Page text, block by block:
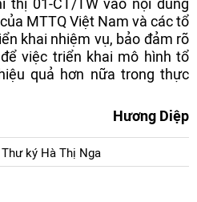
thị 01-CT/TW vào nội dung
MTTQ Việt Nam và các tổ
khai nhiệm vụ, bảo đảm rõ
việc triển khai mô hình tổ
quả hơn nữa trong thực
Hương Diệp
ký Hà Thị Nga